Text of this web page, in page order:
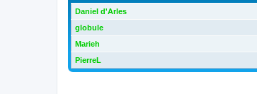
Daniel d'Arles
globule
Marieh
PierreL